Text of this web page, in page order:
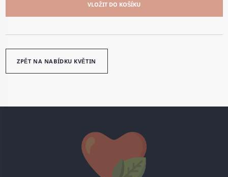
VLOŽIT DO KOŠÍKU
ZPĚT NA NABÍDKU KVĚTIN